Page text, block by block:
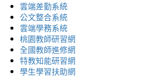
雲端差勤系統
公文整合系統
雲端學務系統
桃園教師研習網
全國教師進修網
特教知能研習網
學生學習扶助網